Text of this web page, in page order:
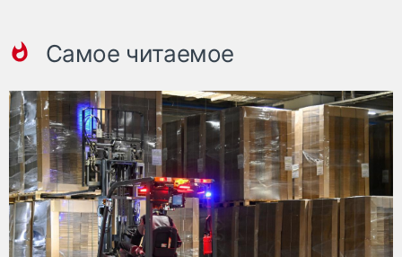
Самое читаемое